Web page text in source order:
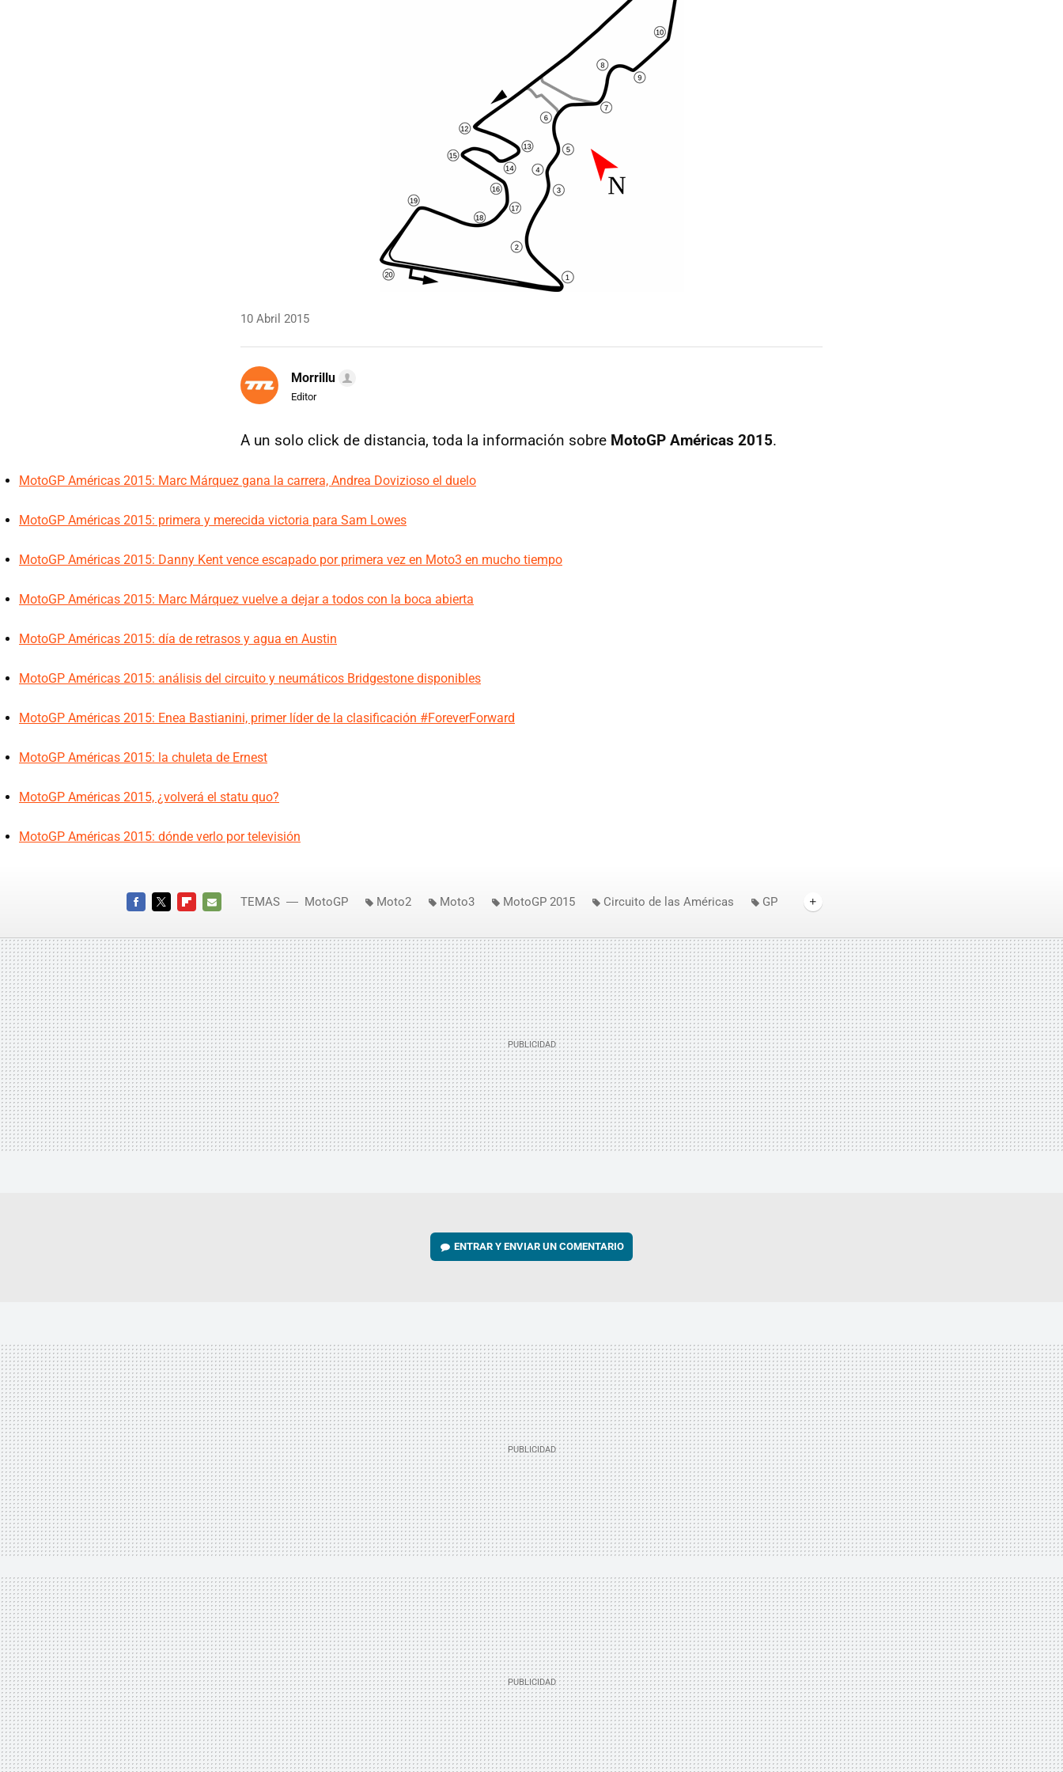
10 Abril 2015
Morrillu
Editor
A un solo click de distancia, toda la información sobre MotoGP Américas 2015.
MotoGP Américas 2015: Marc Márquez gana la carrera, Andrea Dovizioso el duelo
MotoGP Américas 2015: primera y merecida victoria para Sam Lowes
MotoGP Américas 2015: Danny Kent vence escapado por primera vez en Moto3 en mucho tiempo
MotoGP Américas 2015: Marc Márquez vuelve a dejar a todos con la boca abierta
MotoGP Américas 2015: día de retrasos y agua en Austin
MotoGP Américas 2015: análisis del circuito y neumáticos Bridgestone disponibles
MotoGP Américas 2015: Enea Bastianini, primer líder de la clasificación #ForeverForward
MotoGP Américas 2015: la chuleta de Ernest
MotoGP Américas 2015, ¿volverá el statu quo?
MotoGP Américas 2015: dónde verlo por televisión
MAIL
TEMAS MotoGP Moto2 Moto3 MotoGP 2015 Circuito de las Américas
GP
ENTRAR Y ENVIAR UN COMENTARIO